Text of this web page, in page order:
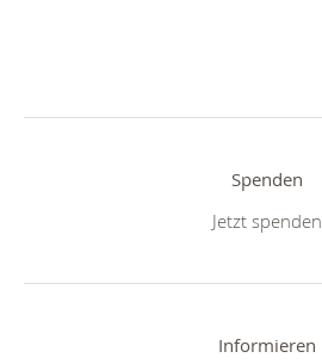
Spenden
Jetzt spenden
Informieren